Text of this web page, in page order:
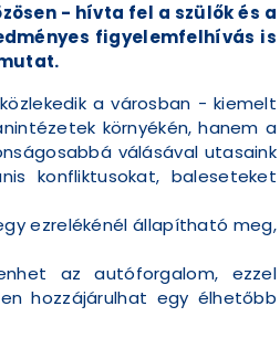
- hívta fel a szülők és a
figyelemfelhívás is
a városban - kiemelt
környékén, hanem a
válásával utasaink
konfliktusokat, baleseteket
ezrelékénél állapítható meg,
az autóforgalom, ezzel
hozzájárulhat egy élhetőbb